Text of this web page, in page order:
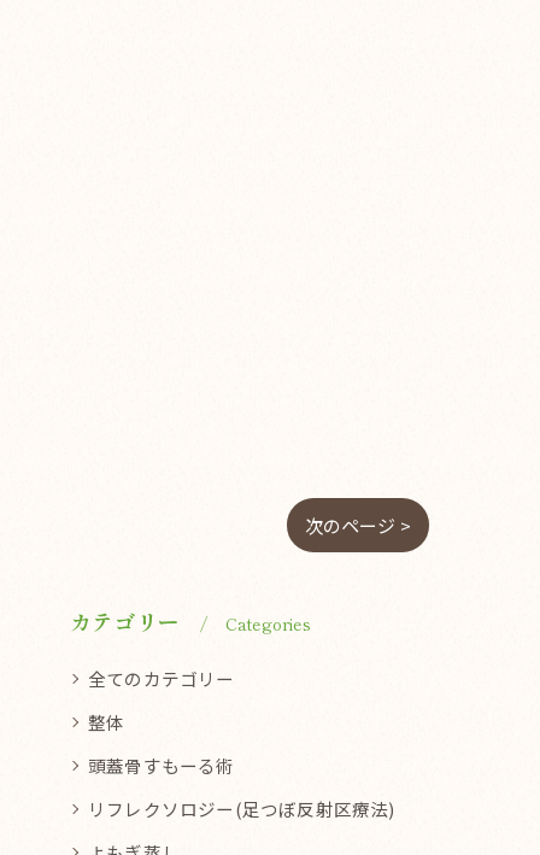
次のページ >
カテゴリー Categories
全てのカテゴリー
整体
頭蓋骨すもーる術
リフレクソロジー(足つぼ反射区療法)